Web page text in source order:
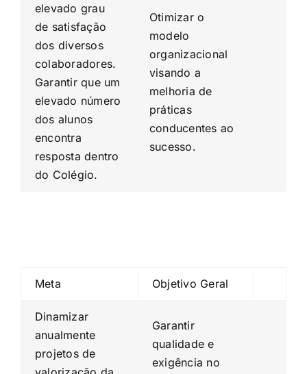
elevado grau
de satisfação
dos diversos
colaboradores.
Garantir que um
elevado número
dos alunos
encontra
resposta dentro
do Colégio.
Otimizar o
modelo
organizacional
visando a
melhoria de
práticas
conducentes ao
sucesso.
Meta Objetivo Geral
Dinamizar
anualmente
projetos de
Garantir
qualidade e
exigência no